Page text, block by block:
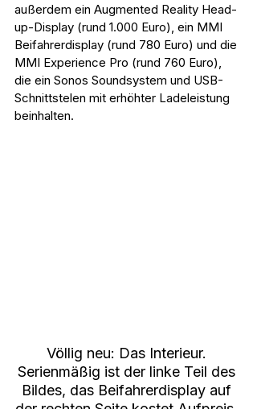
außerdem ein Augmented Reality Head-
up-Display (rund 1.000 Euro), ein MMI
Beifahrerdisplay (rund 780 Euro) und die
MMI Experience Pro (rund 760 Euro),
die ein Sonos Soundsystem und USB-
Schnittstelen mit erhöhter Ladeleistung
beinhalten.
Völlig neu: Das Interieur.
Serienmäßig ist der linke Teil des
Bildes, das Beifahrerdisplay auf